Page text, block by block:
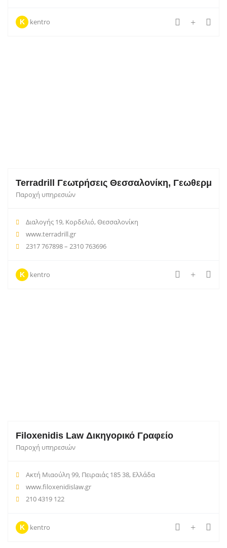
K kentro
Terradrill Γεωτρήσεις Θεσσαλονίκη, Γεωθερμία,
Παροχή υπηρεσιών
Διαλογής 19, Κορδελιό, Θεσσαλονίκη
www.terradrill.gr
2317 767898 – 2310 763696
K kentro
Filoxenidis Law Δικηγορικό Γραφείο
Παροχή υπηρεσιών
Ακτή Μιαούλη 99, Πειραιάς 185 38, Ελλάδα
www.filoxenidislaw.gr
210 4319 122
K kentro